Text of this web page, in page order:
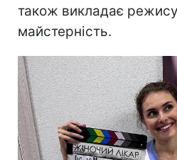
також викладає
майстерність.